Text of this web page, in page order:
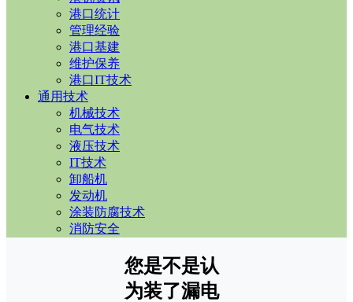
港口统计
管理经验
港口基建
维护保养
港口IT技术
通用技术
机械技术
电气技术
液压技术
IT技术
卸船机
发动机
涂装防腐技术
消防安全
您是不是认
为装了漏电